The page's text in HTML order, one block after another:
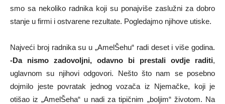
smo sa nekoliko radnika koji su ponajviše zaslužni za dobro
stanje u firmi i ostvarene rezultate. Pogledajmo njihove utiske.
Najveći broj radnika su u „AmelŠehu“ radi deset i više godina.
-Da nismo zadovoljni, odavno bi prestali ovdje raditi,
uglavnom su njihovi odgovori. Nešto što nam se posebno
dojmilo jeste povratak jednog vozača iz Njemačke, koji je
otišao iz „AmelŠeha“ u nadi za tipičnim „boljim“ životom. Na